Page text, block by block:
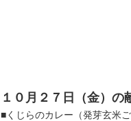
１０月２７日（金）の
■くじらのカレー（発芽玄